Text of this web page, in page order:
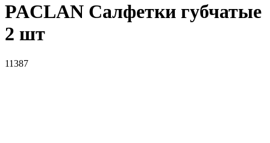
PACLAN Салфетки губчатые
2 шт
11387